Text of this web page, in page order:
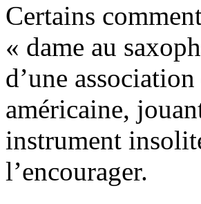
Certains
« dame au
d’une
américaine,
instrument
l’encourager.